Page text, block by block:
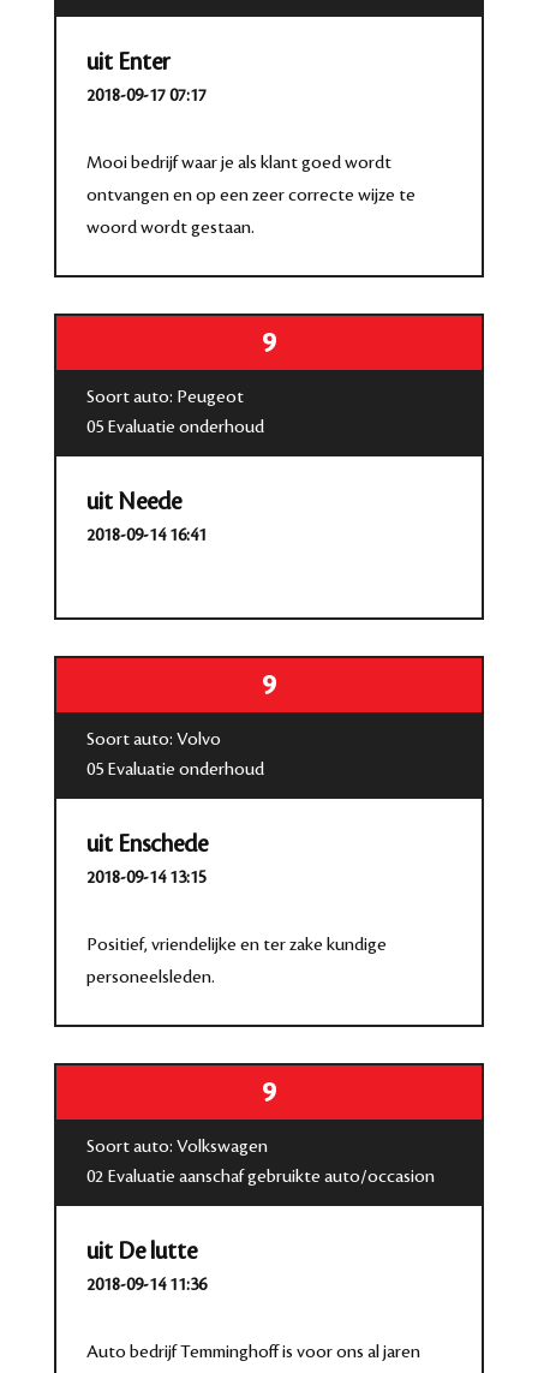
uit Enter
2018-09-17 07:17
Mooi bedrijf waar je als klant goed wordt
ontvangen en op een zeer correcte wijze te
woord wordt gestaan.
9
Soort auto: Peugeot
05 Evaluatie onderhoud
uit Neede
2018-09-14 16:41
9
Soort auto: Volvo
05 Evaluatie onderhoud
uit Enschede
2018-09-14 13:15
Positief, vriendelijke en ter zake kundige
personeelsleden.
9
Soort auto: Volkswagen
02 Evaluatie aanschaf gebruikte auto/occasion
uit De lutte
2018-09-14 11:36
Auto bedrijf Temminghoff is voor ons al jaren